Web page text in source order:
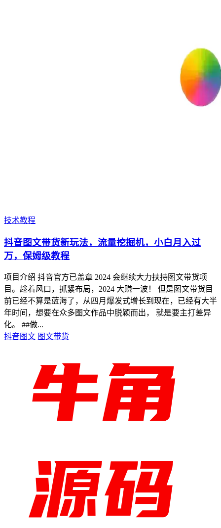
技术教程
抖音图文带货新玩法，流量挖掘机，小白月入过
万，保姆级教程
项目介绍 抖音官方已盖章 2024 会继续大力扶持图文带货项
目。趁着风口，抓紧布局，2024 大赚一波！ 但是图文带货目
前已经不算是蓝海了，从四月爆发式增长到现在，已经有大半
年时间，想要在众多图文作品中脱颖而出， 就是要主打差异
化。 ##做...
抖音图文 图文带货